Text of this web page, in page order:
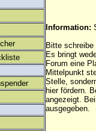
Information:
Bitte
Es bringt
Forum eine
Mittelpunkt
Stelle,
hier fördern.
angezeigt.
ausgegeben.